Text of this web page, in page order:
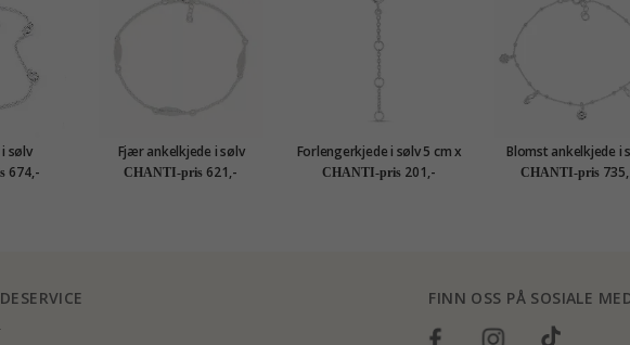
sølv
674,-
Fjær ankelkjede i sølv
CHANTI-pris 621,-
Forlengerkjede i sølv 5 cm x
1,0 mm
CHANTI-pris 201,-
Blomst ankelkjede i
CHANTI-pris
FINN OSS PÅ SOSIALE